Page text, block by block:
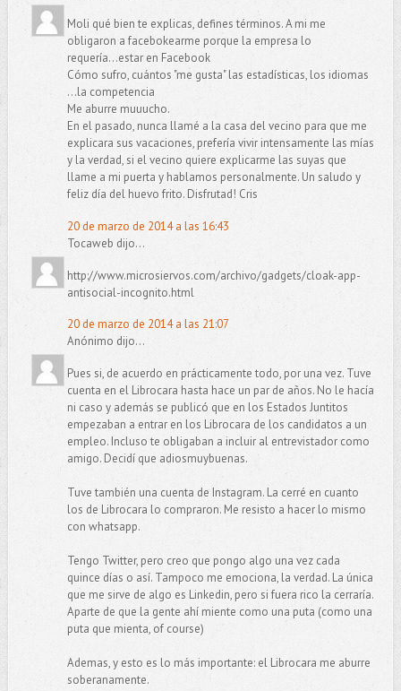
Moli qué bien te explicas, defines términos. A mi me
obligaron a facebokearme porque la empresa lo
requería...estar en Facebook
Cómo sufro, cuántos "me gusta" las estadísticas, los idiomas
...la competencia
Me aburre muuucho.
En el pasado, nunca llamé a la casa del vecino para que me
explicara sus vacaciones, prefería vivir intensamente las mías
y la verdad, si el vecino quiere explicarme las suyas que
llame a mi puerta y hablamos personalmente. Un saludo y
feliz día del huevo frito. Disfrutad! Cris
20 de marzo de 2014 a las 16:43
Tocaweb dijo...
http://www.microsiervos.com/archivo/gadgets/cloak-app-
antisocial-incognito.html
20 de marzo de 2014 a las 21:07
Anónimo dijo...
Pues si, de acuerdo en prácticamente todo, por una vez. Tuve
cuenta en el Librocara hasta hace un par de años. No le hacía
ni caso y además se publicó que en los Estados Juntitos
empezaban a entrar en los Librocara de los candidatos a un
empleo. Incluso te obligaban a incluir al entrevistador como
amigo. Decidí que adiosmuybuenas.
Tuve también una cuenta de Instagram. La cerré en cuanto
los de Librocara lo compraron. Me resisto a hacer lo mismo
con whatsapp.
Tengo Twitter, pero creo que pongo algo una vez cada
quince días o así. Tampoco me emociona, la verdad. La única
que me sirve de algo es Linkedin, pero si fuera rico la cerraría.
Aparte de que la gente ahí miente como una puta (como una
puta que mienta, of course)
Ademas, y esto es lo más importante: el Librocara me aburre
soberanamente.